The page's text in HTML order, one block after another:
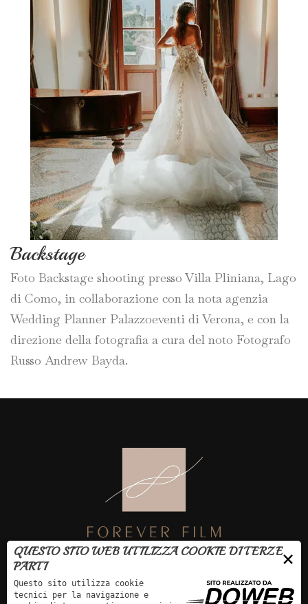
Backstage
Foto Backstage shooting presso Villa Pliniana, Lago
di Como, in collaborazione con la nota agenzia
Wedding Planner Palazzoeventi di Verona, e con la
direzione della fotografia a cura del noto Fotografo
Russo Andrew Bayda.
Forever Film realizza video per matrimoni con qualità full-hd, proponendo
soluzioni creative che aggiungono suggestione ad ogni momento, a Verona
×
QUESTO SITO WEB UTILIZZA COOKIE DI TERZE
PARTI
Questo sito utilizza cookie
tecnici per la navigazione e